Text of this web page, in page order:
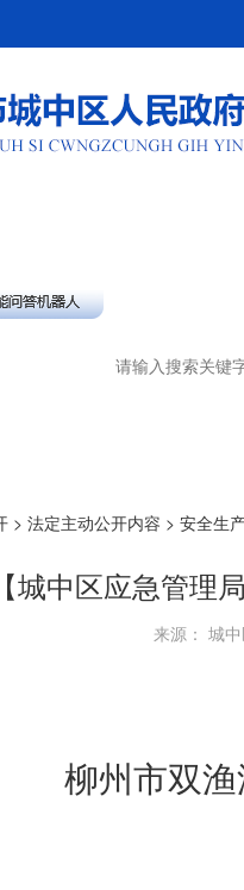
> 法定主动公开内容 > 安全生
【城中区应急管理
来源： 城
柳州市双渔